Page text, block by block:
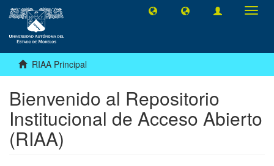
RIAA Principal
Bienvenido al Repositorio
Institucional de Acceso Abierto
(RIAA)